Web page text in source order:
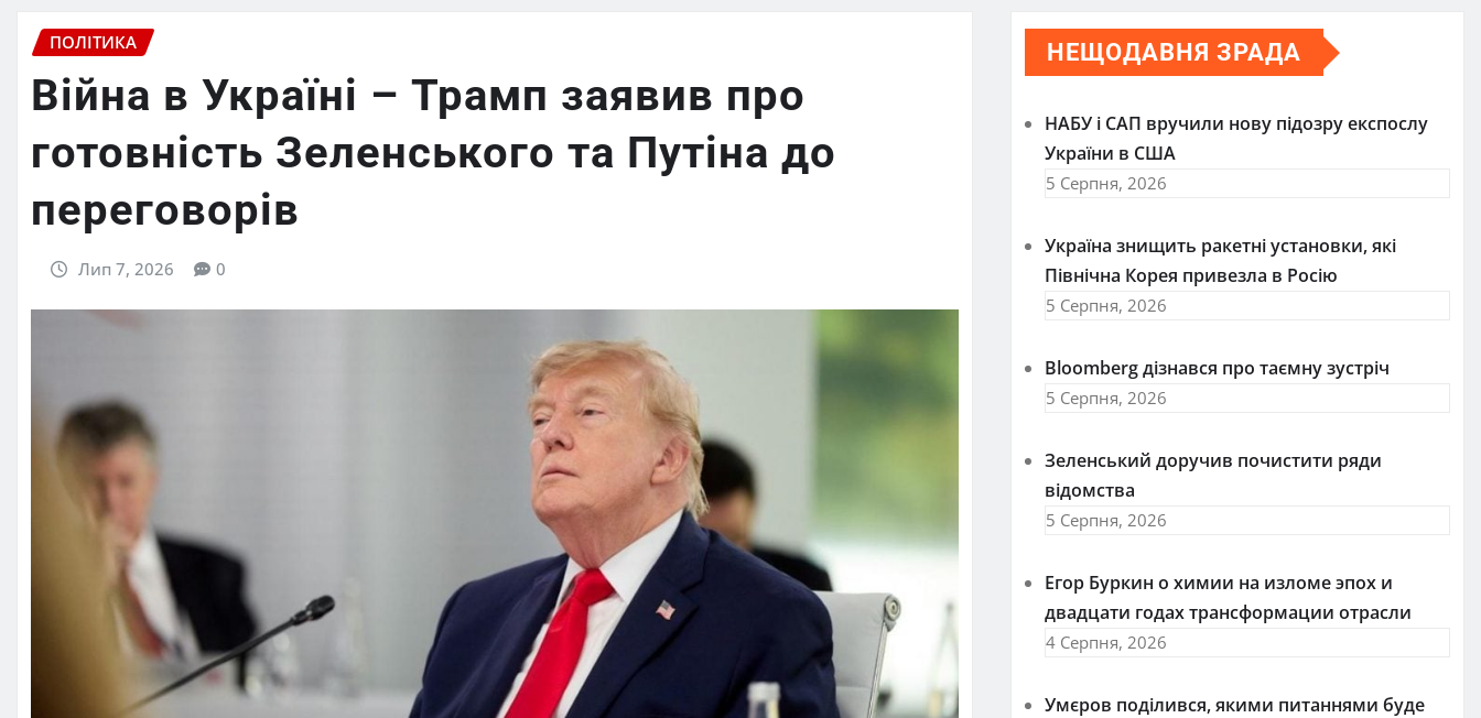
ПОЛІТИКА
Війна в Україні – Трамп заявив про
готовність Зеленського та Путіна до
переговорів
Лип 7, 2026 0
НЕЩОДАВНЯ ЗРАДА
НАБУ і САП вручили нову підозру експослу
України в США
5 Серпня, 2026
Україна знищить ракетні установки, які
Північна Корея привезла в Росію
5 Серпня, 2026
Bloomberg дізнався про таємну зустріч
5 Серпня, 2026
Зеленський доручив почистити ряди
відомства
5 Серпня, 2026
Егор Буркин о химии на изломе эпох и
двадцати годах трансформации отрасли
4 Серпня, 2026
Умєров поділився, якими питаннями буде